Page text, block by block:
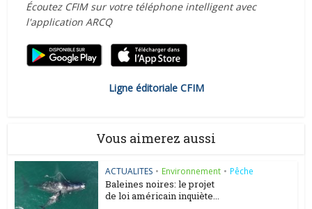
Écoutez CFIM sur votre téléphone intelligent avec
l'application ARCQ
Ligne éditoriale CFIM
Vous aimerez aussi
ACTUALITES • Environnement • Pêche
Baleines noires: le projet
de loi américain inquiète...